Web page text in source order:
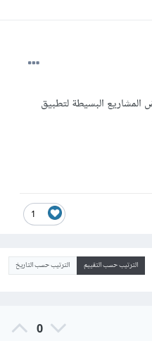
البسيطة لتطبيق
1
الترتيب حسب التقييم الترتيب حسب التاريخ
0